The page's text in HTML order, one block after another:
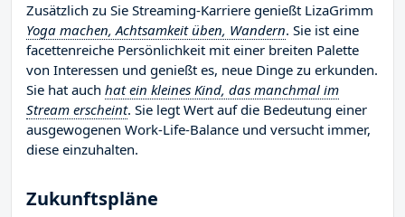
Zusätzlich zu Sie Streaming-Karriere genießt LizaGrimm
Yoga machen, Achtsamkeit üben, Wandern. Sie ist eine
facettenreiche Persönlichkeit mit einer breiten Palette
von Interessen und genießt es, neue Dinge zu erkunden.
Sie hat auch hat ein kleines Kind, das manchmal im
Stream erscheint. Sie legt Wert auf die Bedeutung einer
ausgewogenen Work-Life-Balance und versucht immer,
diese einzuhalten.
Zukunftspläne